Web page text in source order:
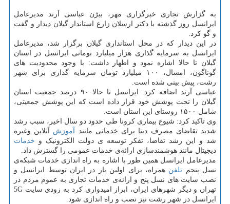
به گزارش تجاری خبرگزاری مهر، بیژن عباسی آرند مدیرعامل
ایرانسل روز گذشته با دکتر ارسلان زارع استاندار گیلان دیدار و گفت
و گو کرد.
در این دیدار که در محل استانداری گیلان برگزار شد، مدیرعامل
ایرانسل به سرمایه گذاری هزار میلیارد تومانی ایرانسل در استان
گیلان تا حالا اشاره نمود و اظهار داشت: با وجود محدودیت های
گوناگون، امسال، ۱۰۰ میلیارد تومان سرمایه گذاری برای شهر
رشت، پیش بینی شده است.
عباسی آرند اضافه کرد: ایرانسل تا حالا ۹۰ درصد جمعیت استان
گیلان را تحت پوشش خود قرار داده است که این پوشش جمعیتی،
شامل ۱۵۰۰ روستای این استان است.
وی تاکید کرد: شیوع بیماری کرونا طی حدود دو سال اخیر، سبب رشد
شدید تقاضای مصرف دیتا برای خدماتی مانند آموزش آنلاین وغیره
شد و این رشد تقاضا، تفکر توسعه ی دولت الکترونیک و خدمات
دیجیتال مانند هوشمندسازی ارائه‌ی خدمات عمومی را گسترش داد.
مدیرعامل ایرانسل همین طور با اشاره به راه اندازی خدمات شبکه‌ی
نسل پنجم تلفن همراه، برای اولین بار در ایران توسط ایرانسل و
نصب سایت های نسل پنج و ارائه‌ی خدمات تجاری به عموم مردم در
تهران و دیگر شهرهای ایران، ابراز امیدواری کرد به زودی سایت 5G
ایرانسل در شهر رشت نیز نصب و راه اندازی شود.